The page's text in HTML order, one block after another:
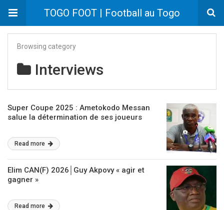
TOGO FOOT | Football au Togo
Browsing category
Interviews
Super Coupe 2025 : Ametokodo Messan
salue la détermination de ses joueurs
Read more
Elim CAN(F) 2026│Guy Akpovy « agir et
gagner »
Read more